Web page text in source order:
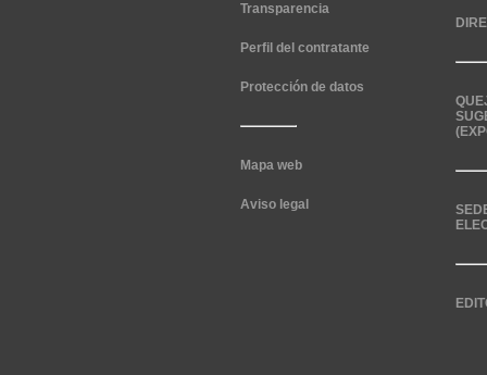
Transparencia
Perfil del contratante
Protección de datos
Mapa web
Aviso legal